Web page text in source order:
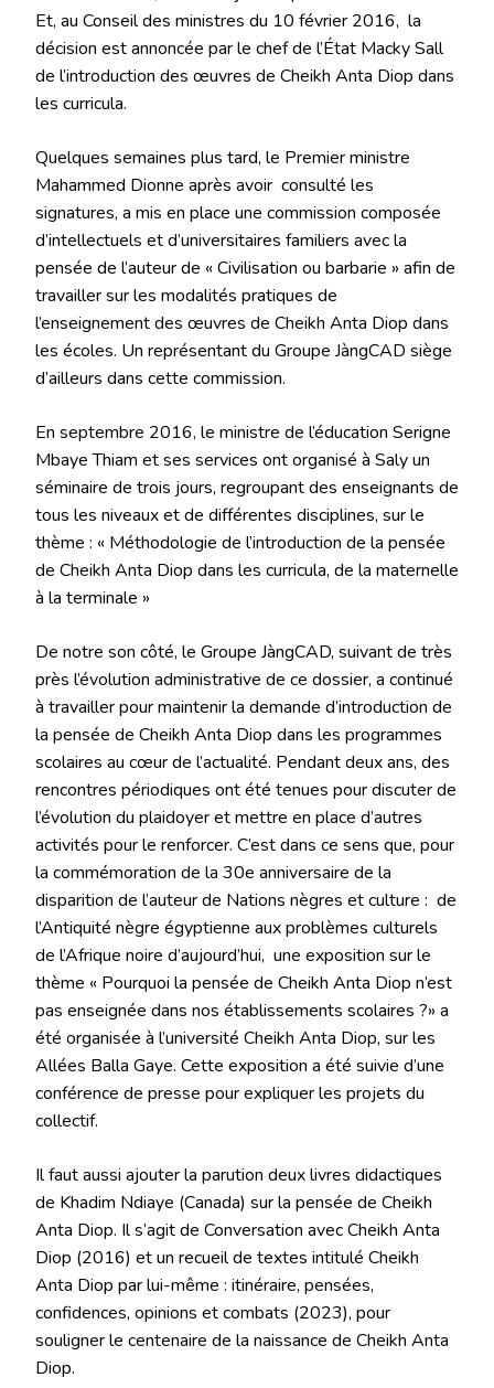
Et, au Conseil des ministres du 10 février 2016, la
décision est annoncée par le chef de l’État Macky Sall
de l’introduction des œuvres de Cheikh Anta Diop dans
les curricula.
Quelques semaines plus tard, le Premier ministre
Mahammed Dionne après avoir consulté les
signatures, a mis en place une commission composée
d’intellectuels et d’universitaires familiers avec la
pensée de l’auteur de « Civilisation ou barbarie » afin de
travailler sur les modalités pratiques de
l’enseignement des œuvres de Cheikh Anta Diop dans
les écoles. Un représentant du Groupe JàngCAD siège
d’ailleurs dans cette commission.
En septembre 2016, le ministre de l’éducation Serigne
Mbaye Thiam et ses services ont organisé à Saly un
séminaire de trois jours, regroupant des enseignants de
tous les niveaux et de différentes disciplines, sur le
thème : « Méthodologie de l’introduction de la pensée
de Cheikh Anta Diop dans les curricula, de la maternelle
à la terminale »
De notre son côté, le Groupe JàngCAD, suivant de très
près l’évolution administrative de ce dossier, a continué
à travailler pour maintenir la demande d’introduction de
la pensée de Cheikh Anta Diop dans les programmes
scolaires au cœur de l’actualité. Pendant deux ans, des
rencontres périodiques ont été tenues pour discuter de
l’évolution du plaidoyer et mettre en place d’autres
activités pour le renforcer. C’est dans ce sens que, pour
la commémoration de la 30e anniversaire de la
disparition de l’auteur de Nations nègres et culture : de
l’Antiquité nègre égyptienne aux problèmes culturels
de l’Afrique noire d’aujourd’hui, une exposition sur le
thème « Pourquoi la pensée de Cheikh Anta Diop n’est
pas enseignée dans nos établissements scolaires ?» a
été organisée à l’université Cheikh Anta Diop, sur les
Allées Balla Gaye. Cette exposition a été suivie d’une
conférence de presse pour expliquer les projets du
collectif.
Il faut aussi ajouter la parution deux livres didactiques
de Khadim Ndiaye (Canada) sur la pensée de Cheikh
Anta Diop. Il s’agit de Conversation avec Cheikh Anta
Diop (2016) et un recueil de textes intitulé Cheikh
Anta Diop par lui-même : itinéraire, pensées,
confidences, opinions et combats (2023), pour
souligner le centenaire de la naissance de Cheikh Anta
Diop.